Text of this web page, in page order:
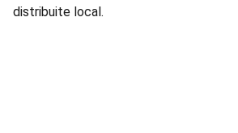
distribuite local.